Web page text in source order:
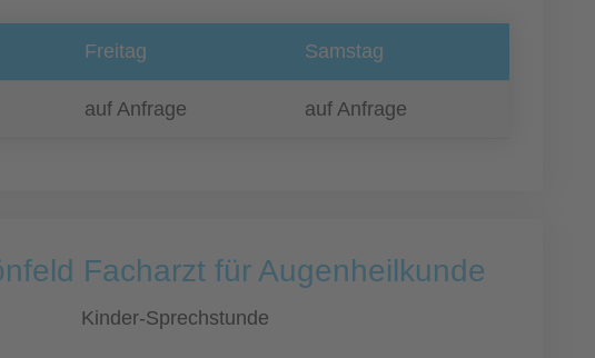
Freitag Samstag
auf Anfrage auf Anfrage
Facharzt für Augenheilkunde
Kinder-Sprechstunde